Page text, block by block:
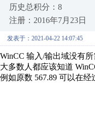
历史总积分：8
注册：2016年7月23日
发表于：2021-04-22 14:07:45
WinCC 输入/输出域没有
大多数人都应该知道
例如原数 567.89 可以在